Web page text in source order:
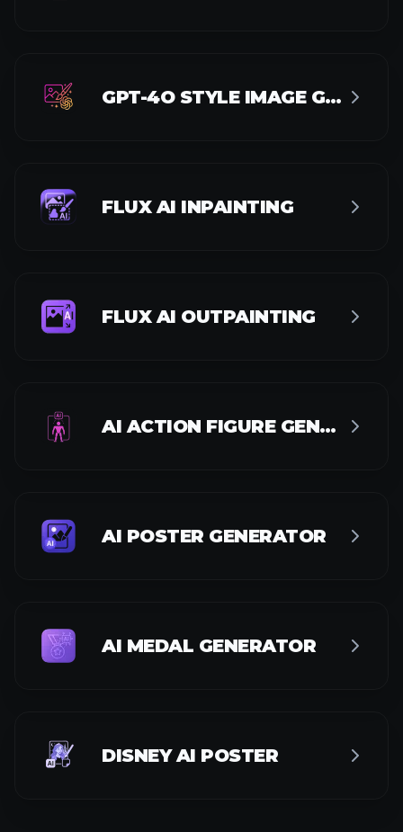
GPT-4O STYLE IMAGE GENERATOR
FLUX AI INPAINTING
FLUX AI OUTPAINTING
AI ACTION FIGURE GENERATOR
AI POSTER GENERATOR
AI MEDAL GENERATOR
DISNEY AI POSTER